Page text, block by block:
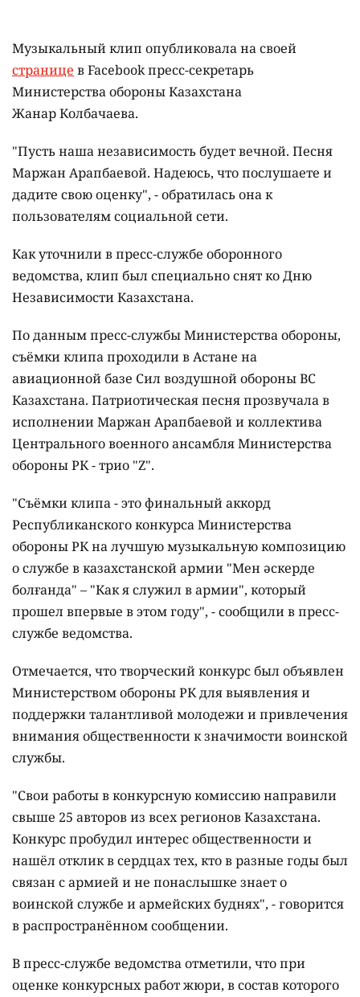
Музыкальный клип опубликовала на своей
странице в Facebook пресс-секретарь
Министерства обороны Казахстана
Жанар Колбачаева.
"Пусть наша независимость будет вечной. Песня
Маржан Арапбаевой. Надеюсь, что послушаете и
дадите свою оценку", - обратилась она к
пользователям социальной сети.
Как уточнили в пресс-службе оборонного
ведомства, клип был специально снят ко Дню
Независимости Казахстана.
По данным пресс-службы Министерства обороны,
съёмки клипа проходили в Астане на
авиационной базе Сил воздушной обороны ВС
Казахстана. Патриотическая песня прозвучала в
исполнении Маржан Арапбаевой и коллектива
Центрального военного ансамбля Министерства
обороны РК - трио "Z".
"Съёмки клипа - это финальный аккорд
Республиканского конкурса Министерства
обороны РК на лучшую музыкальную композицию
о службе в казахстанской армии "Мен әскерде
болғанда" – "Как я служил в армии", который
прошел впервые в этом году", - сообщили в пресс-
службе ведомства.
Отмечается, что творческий конкурс был объявлен
Министерством обороны РК для выявления и
поддержки талантливой молодежи и привлечения
внимания общественности к значимости воинской
службы.
"Свои работы в конкурсную комиссию направили
свыше 25 авторов из всех регионов Казахстана.
Конкурс пробудил интерес общественности и
нашёл отклик в сердцах тех, кто в разные годы был
связан с армией и не понаслышке знает о
воинской службе и армейских буднях", - говорится
в распространённом сообщении.
В пресс-службе ведомства отметили, что при
оценке конкурсных работ жюри, в состав которого